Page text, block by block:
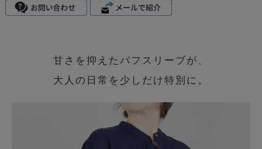
甘さを抑えたパフスリーブが、
大人の日常を少しだけ特別に。